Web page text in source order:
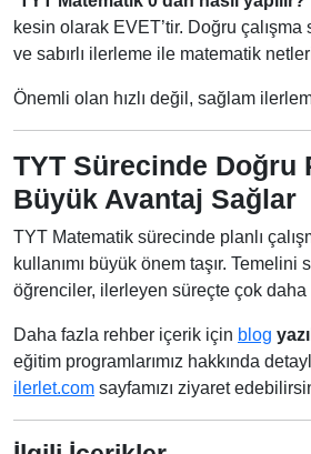
kesin olarak EVET’tir. Doğru
ve sabırlı ilerleme ile matematik
Önemli olan hızlı değil, sağlam
TYT Sürecinde Doğru
Büyük Avantaj Sağlar
TYT Matematik sürecinde planlı
kullanımı büyük önem taşır. Temelini
öğrenciler, ilerleyen süreçte çok daha
Daha fazla rehber içerik için blog
eğitim programlarımız hakkında
ilerlet.com sayfamızı ziyaret